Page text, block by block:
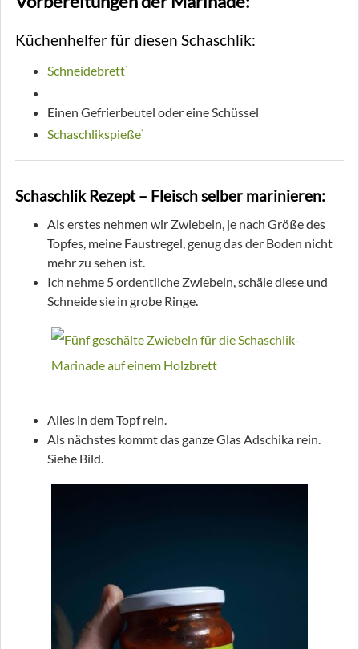
Küchenhelfer für diesen Schaschlik:
Schneidebrett*
Einen Gefrierbeutel oder eine Schüssel
Schaschlikspieße*
Schaschlik Rezept – Fleisch selber marinieren:
Als erstes nehmen wir Zwiebeln, je nach Größe des
Topfes, meine Faustregel, genug das der Boden nicht
mehr zu sehen ist.
Ich nehme 5 ordentliche Zwiebeln, schäle diese und
Schneide sie in grobe Ringe.
Alles in dem Topf rein.
Als nächstes kommt das ganze Glas Adschika rein.
Siehe Bild.